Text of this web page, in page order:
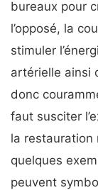
bureaux pour
l’opposé, la
stimuler
artérielle ainsi
donc
faut susciter
la restauration
quelques
peuvent